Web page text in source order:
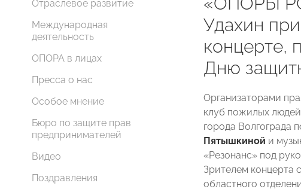
Отраслевое развитие
Международная
деятельность
ОПОРА в лицах
Пресса о нас
Особое мнение
Бюро по защите прав
предпринимателей
Видео
Поздравления
Удахин
концерте,
Дню
Организаторами
клуб пожилых
города Волгограда
Пятышкиной и
«Резонанс» под
Зрителем концерта
областного